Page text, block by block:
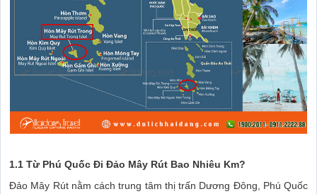
1.1 Từ Phú Quốc Đi Đảo Mây Rút Bao Nhiêu Km?
Đảo Mây Rút nằm cách trung tâm thị trấn Dương Đông, Phú Quốc